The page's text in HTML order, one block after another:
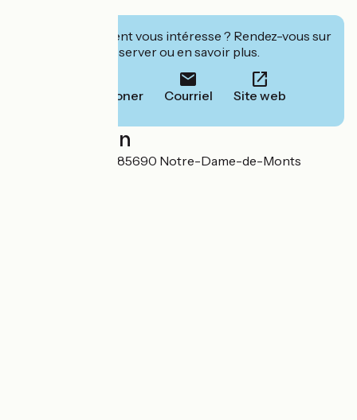
Cet établissement vous intéresse ? Rendez-vous sur
leur site pour réserver ou en savoir plus.
Téléphoner Courriel Site web
Localisation
78, rue de la Braie 85690 Notre-Dame-de-Monts